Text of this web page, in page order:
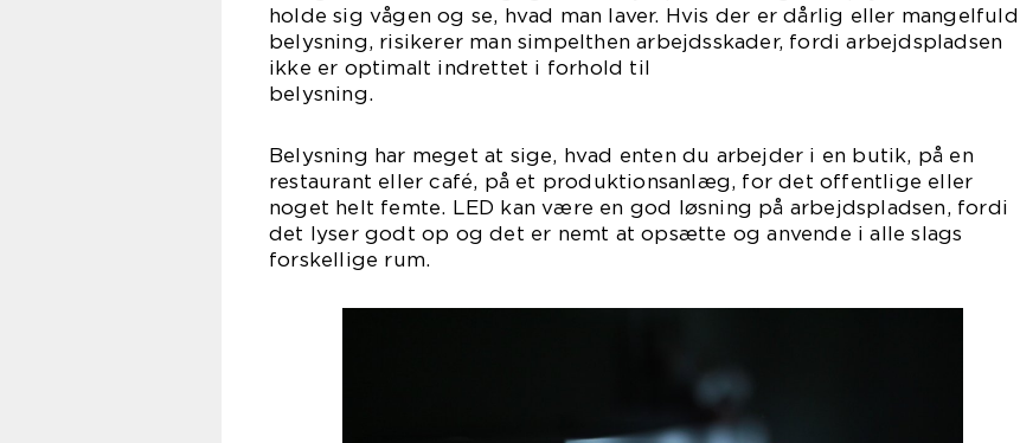
holde sig vågen og se, hvad man laver. Hvis der er dårlig eller mangelfuld
belysning, risikerer man simpelthen arbejdsskader, fordi arbejdspladsen
ikke er optimalt indrettet i forhold til
belysning.
Belysning har meget at sige, hvad enten du arbejder i en butik, på en
restaurant eller café, på et produktionsanlæg, for det offentlige eller
noget helt femte. LED kan være en god løsning på arbejdspladsen, fordi
det lyser godt op og det er nemt at opsætte og anvende i alle slags
forskellige rum.